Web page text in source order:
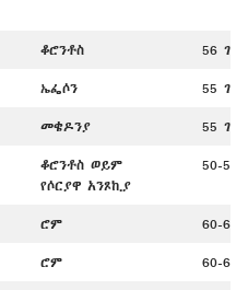
ቆሮንቶስ 56 ገ.
ኤፌሶን 55 ገ.
መቄዶንያ 55 ገ.
ቆሮንቶስ ወይም
የሶርያዋ አንጾኪያ
50-52
ሮም 60-61
ሮም 60-61